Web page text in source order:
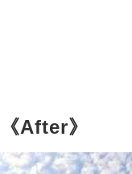
《After》